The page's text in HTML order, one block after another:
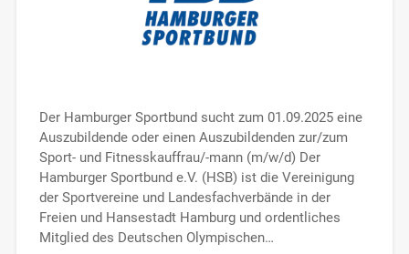
Der Hamburger Sportbund sucht zum 01.09.2025 eine
Auszubildende oder einen Auszubildenden zur/zum
Sport- und Fitnesskauffrau/-mann (m/w/d) Der
Hamburger Sportbund e.V. (HSB) ist die Vereinigung
der Sportvereine und Landesfachverbände in der
Freien und Hansestadt Hamburg und ordentliches
Mitglied des Deutschen Olympischen…